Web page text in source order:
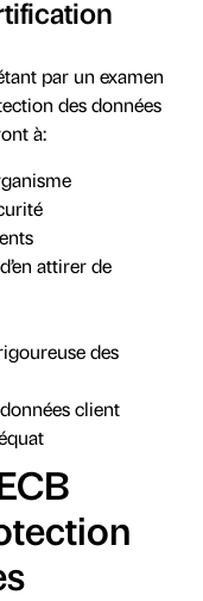
par un examen
des données
à:
attirer de
des
client